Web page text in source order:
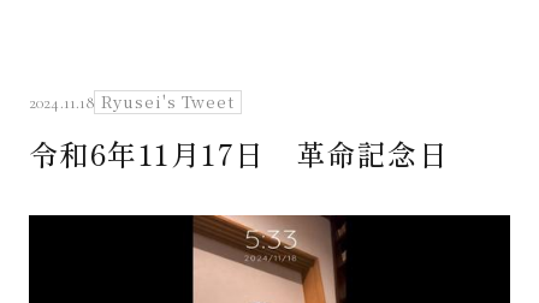
さえぐさ日誌
映像庫
2024.11.18 Ryusei's Tweet
令和6年11月17日 革命記念日